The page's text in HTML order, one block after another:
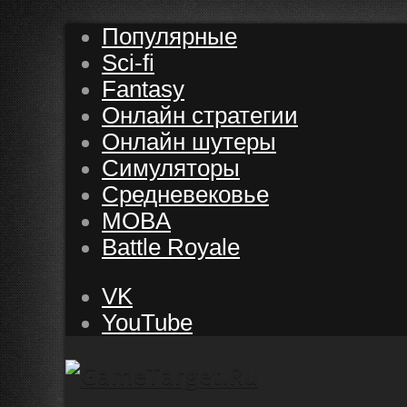
Популярные
Sci-fi
Fantasy
Онлайн стратегии
Онлайн шутеры
Симуляторы
Средневековье
MOBA
Battle Royale
VK
YouTube